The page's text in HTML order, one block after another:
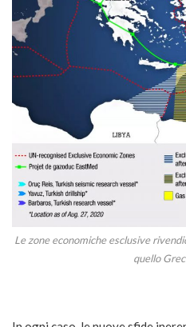
Le zone economiche esclusive
quello